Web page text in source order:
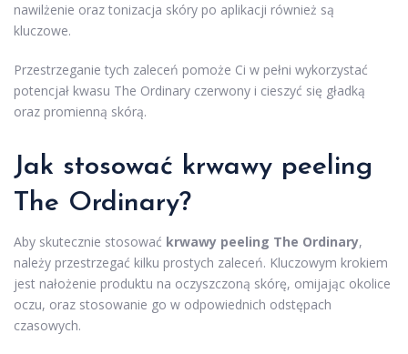
nawilżenie oraz tonizacja skóry po aplikacji również są
kluczowe.
Przestrzeganie tych zaleceń pomoże Ci w pełni wykorzystać
potencjał kwasu The Ordinary czerwony i cieszyć się gładką
oraz promienną skórą.
Jak stosować krwawy peeling
The Ordinary?
Aby skutecznie stosować krwawy peeling The Ordinary,
należy przestrzegać kilku prostych zaleceń. Kluczowym krokiem
jest nałożenie produktu na oczyszczoną skórę, omijając okolice
oczu, oraz stosowanie go w odpowiednich odstępach
czasowych.